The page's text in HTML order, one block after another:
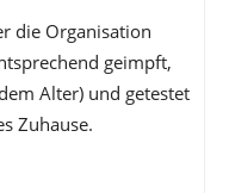
die Organisation
geimpft,
Alter) und getestet
Zuhause.